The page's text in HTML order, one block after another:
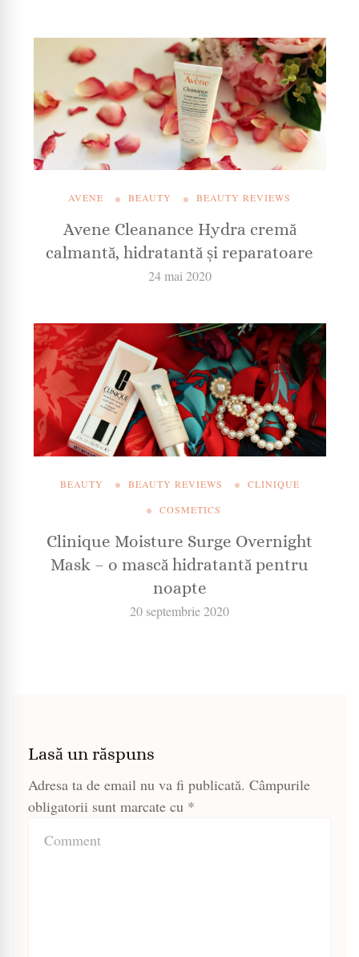
AVENE BEAUTY BEAUTY REVIEWS
Avene Cleanance Hydra cremă
calmantă, hidratantă și reparatoare
24 mai 2020
BEAUTY BEAUTY REVIEWS
CLINIQUE
COSMETICS
Clinique Moisture Surge Overnight
Mask – o mască hidratantă pentru
noapte
20 septembrie 2020
Lasă un răspuns
Adresa ta de email nu va fi publicată. Câmpurile
obligatorii sunt marcate cu *